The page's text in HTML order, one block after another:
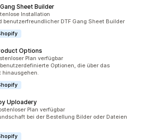
Sheet Builder
insgesamtInstallation
benutzerfreundlicher DTF Gang Sheet Builder
Options
insgesamtPlan verfügbar
Optionen, die über das
hinausgehen.
Uploadery
insgesamtPlan verfügbar
bei der Bestellung Bilder oder Dateien